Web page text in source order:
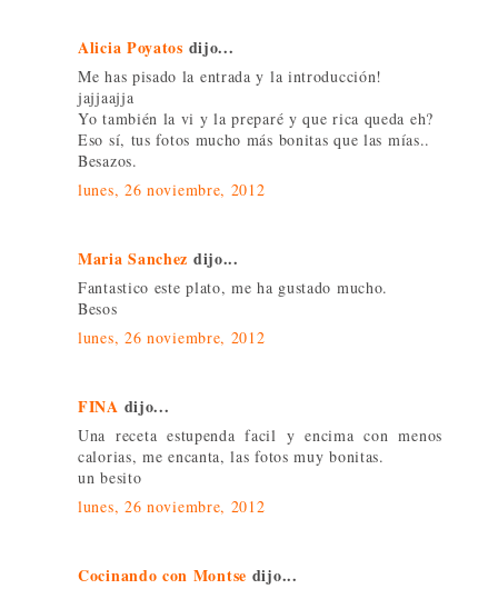
Alicia Poyatos dijo...
Me has pisado la entrada y la introducción!
jajjaajja
Yo también la vi y la preparé y que rica queda eh?
Eso sí, tus fotos mucho más bonitas que las mías..
Besazos.
lunes, 26 noviembre, 2012
Maria Sanchez dijo...
Fantastico este plato, me ha gustado mucho.
Besos
lunes, 26 noviembre, 2012
FINA dijo...
Una receta estupenda facil y encima con menos
calorias, me encanta, las fotos muy bonitas.
un besito
lunes, 26 noviembre, 2012
Cocinando con Montse dijo...